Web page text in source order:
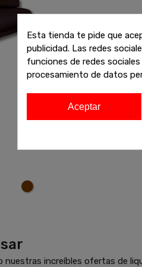
nuestras increíbles ofertas de
Esta tienda te pide que
publicidad. Las redes
funciones de redes
procesamiento de datos
Aceptar